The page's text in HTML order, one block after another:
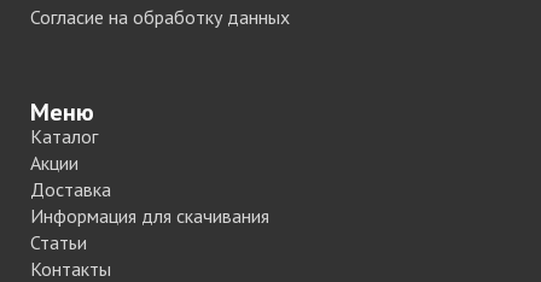
Согласие на обработку данных
Меню
Каталог
Акции
Доставка
Информация для скачивания
Статьи
Контакты